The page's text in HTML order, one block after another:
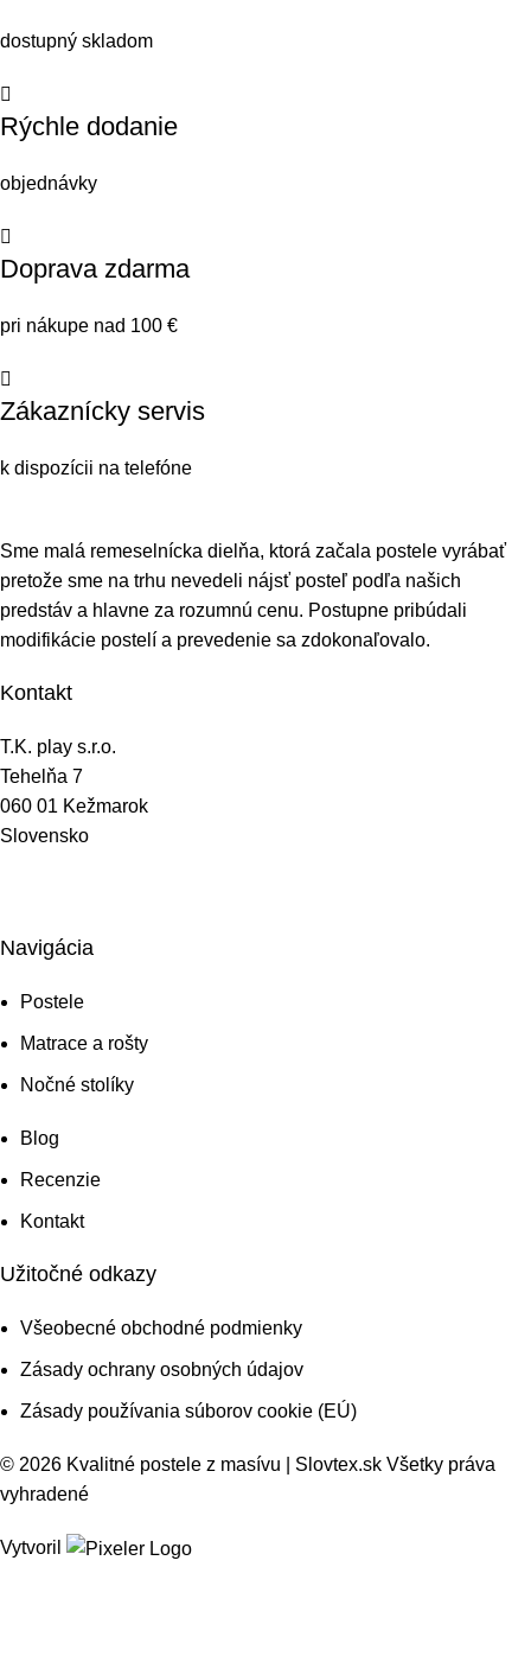
dostupný skladom
Rýchle dodanie
objednávky
Doprava zdarma
pri nákupe nad 100 €
Zákaznícky servis
k dispozícii na telefóne
Sme malá remeselnícka dielňa, ktorá začala postele vyrábať
pretože sme na trhu nevedeli nájsť posteľ podľa našich
predstáv a hlavne za rozumnú cenu. Postupne pribúdali
modifikácie postelí a prevedenie sa zdokonaľovalo.
Kontakt
T.K. play s.r.o.
Tehelňa 7
060 01 Kežmarok
Slovensko
Navigácia
Postele
Matrace a rošty
Nočné stolíky
Blog
Recenzie
Kontakt
Užitočné odkazy
Všeobecné obchodné podmienky
Zásady ochrany osobných údajov
Zásady používania súborov cookie (EÚ)
© 2026 Kvalitné postele z masívu | Slovtex.sk Všetky práva
vyhradené
Vytvoril